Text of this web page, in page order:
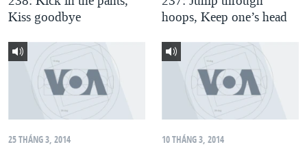
QUAN HỆ VIỆT MỸ
Kiss goodbye
hoops, Keep one’s head
25 THÁNG 3, 2014 10 THÁNG 3, 2014